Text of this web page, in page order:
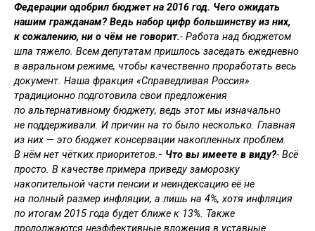
Федерации одобрил бюджет на 2016 год. Чего ожидать
нашим гражданам? Ведь набор цифр большинству из них,
к сожалению, ни о чём не говорит.- Работа над бюджетом
шла тяжело. Всем депутатам пришлось заседать ежедневно
в авральном режиме, чтобы качественно проработать весь
документ. Наша фракция «Справедливая Россия»
традиционно подготовила свои предложения
по альтернативному бюджету, ведь этот мы изначально
не поддерживали. И причин на то было несколько. Главная
из них — это бюджет консервации накопленных проблем.
В нём нет чётких приоритетов.- Что вы имеете в виду?- Всё
просто. В качестве примера приведу заморозку
накопительной части пенсии и неиндексацию её не
на полный размер инфляции, а лишь на 4%, хотя инфляция
по итогам 2015 года будет ближе к 13%. Также
продолжаются неэффективные вложения в уставные